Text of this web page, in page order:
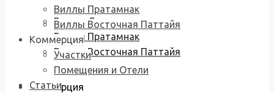
Виллы Джомтьен
Виллы Пратамнак
Виллы Восточная Паттайя
Коммерция
Виллы Пратамнак
Виллы Восточная Паттайя
Коммерция
Участки
Помещения и Отели
Статьи